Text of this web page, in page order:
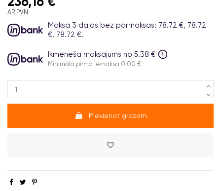
AR PVN
Maksā 3 daļās bez pārmaksas: 78.72 €, 78.72
€, 78.72 €.
Ikmēneša maksājums no 5.38 €
Minimālā pirmā iemaksa 0.00 €
Pievienot grozam